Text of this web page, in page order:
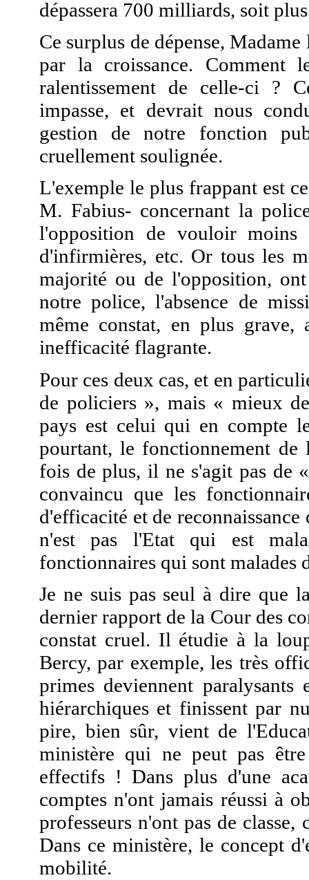
dépassera 700 milliards, soit
Ce surplus de dépense,
par la croissance. Comment
ralentissement de celle-ci ?
impasse, et devrait nous
gestion de notre fonction
cruellement soulignée.
L'exemple le plus frappant est
M. Fabius- concernant la
l'opposition de vouloir moins
d'infirmières, etc. Or tous les
majorité ou de l'opposition,
notre police, l'absence de
même constat, en plus
inefficacité flagrante.
Pour ces deux cas, et en
de policiers », mais « mieux
pays est celui qui en compte
pourtant, le fonctionnement de
fois de plus, il ne s'agit pas de
convaincu que les
d'efficacité et de
n'est pas l'Etat qui est
fonctionnaires qui sont malades
Je ne suis pas seul à dire que
dernier rapport de la Cour des
constat cruel. Il étudie à la
Bercy, par exemple, les très
primes deviennent
hiérarchiques et finissent par
pire, bien sûr, vient de
ministère qui ne peut pas
effectifs ! Dans plus d'une
comptes n'ont jamais réussi à
professeurs n'ont pas de classe,
Dans ce ministère, le concept
mobilité.